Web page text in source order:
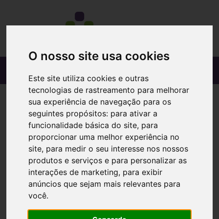
O nosso site usa cookies
Este site utiliza cookies e outras
tecnologias de rastreamento para melhorar
sua experiência de navegação para os
seguintes propósitos: para ativar a
funcionalidade básica do site, para
proporcionar uma melhor experiência no
site, para medir o seu interesse nos nossos
produtos e serviços e para personalizar as
interações de marketing, para exibir
anúncios que sejam mais relevantes para
você.